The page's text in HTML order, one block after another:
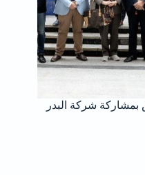
بمشاركة شركة البدر